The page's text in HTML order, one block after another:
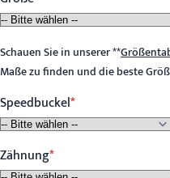
Schauen Sie in unserer**
Maße zu finden und die beste
Speedbuckel
Zähnung